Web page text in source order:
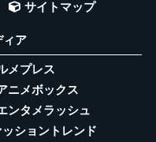
サイトマップ
ィア
メプレス
ニメボックス
ンタメラッシュ
ショントレンド